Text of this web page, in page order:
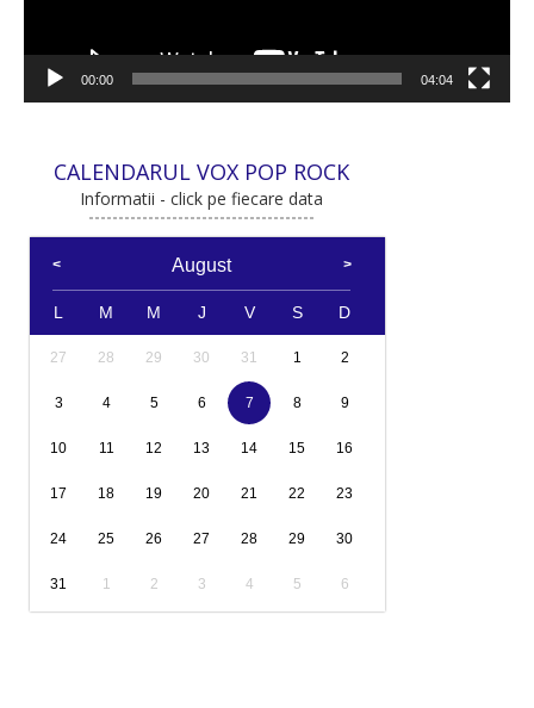
00:00 04:04
CALENDARUL VOX POP ROCK
Informatii - click pe fiecare data
August
L M M J V S D
27 28 29 30 31 1 2
3 4 5 6 7 8 9
10 11 12 13 14 15 16
17 18 19 20 21 22 23
24 25 26 27 28 29 30
31 1 2 3 4 5 6